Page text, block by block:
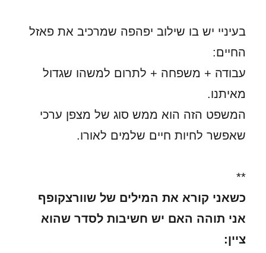
בעיניי יש בו שילוב יפהפה שמרכיב את פאזל
החיים:
עבודה + משפחה + לתרום למשהו שגדול
מאיתנו.
המשפט הזה הוא ממש סוג של מצפן ערכי
שאפשר לחיות חיים שלמים לאורו.
**
כשאני קורא את המילים של שוורצקופף
אני תוהה האם יש חשיבות לסדר שהוא
ציין: